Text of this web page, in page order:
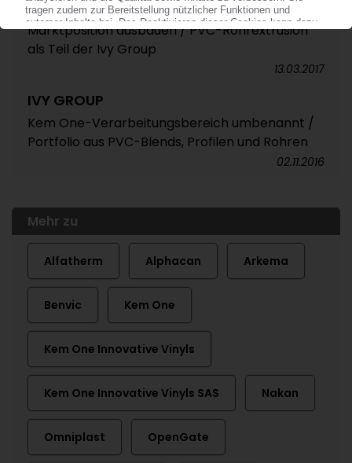
Neuer Geschäftsführer Scholz soll
Marktposition ausbauen / PVC-Rohrextrusion
als Teil der Ivy Group
13.03.2017
IVY GROUP
Kem One-Verarbeitungsbereich umbenannt /
Portfolio aus PVC-Blends, Profilen und Rohren
02.11.2016
Mehr zu
Alfatherm Alphacan Arkema
Benvic Kem One
Kem One Innovative Vinyls
Kem One Innovative Vinyls SAS Nakan
Omniplast OpenGate